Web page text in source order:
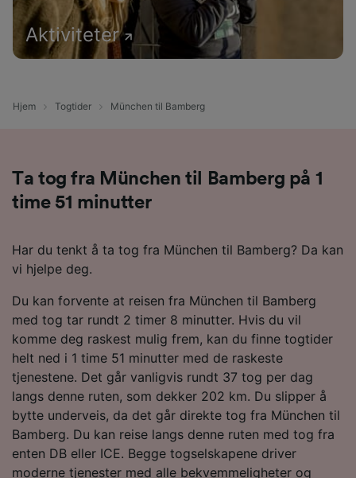
Aktiviteter
Hjem Togtider München til Bamberg
Ta tog fra München til Bamberg på 1
time 51 minutter
Har du tenkt å ta tog fra München til Bamberg? Da kan
vi hjelpe deg.
Du kan forvente at reisen fra München til Bamberg
med tog tar rundt 2 timer 8 minutter. Hvis du vil
komme deg raskest mulig frem, kan du finne togtider
helt ned i 1 time 51 minutter med de raskeste
tjenestene. Det går vanligvis rundt 37 tog per dag
langs denne ruten, som dekker 202 km. Du slipper å
bytte underveis, da det går direkte tog fra München til
Bamberg. Du kan reise langs denne ruten med tog fra
enten DB eller ICE. Begge togselskapene driver
moderne tjenester med alle bekvemmeligheter og